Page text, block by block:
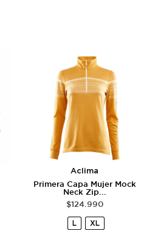
Aclima
Primera Capa Mujer Mock
Neck Zip...
$124.990
L XL